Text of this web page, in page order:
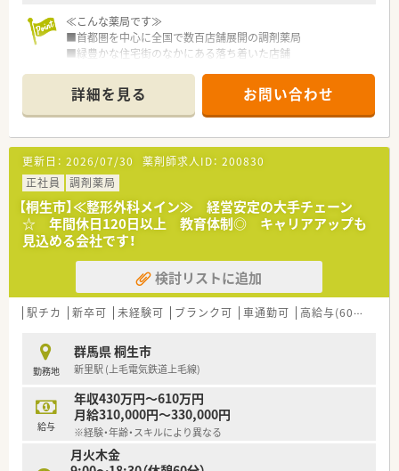
≪こんな薬局です≫
■首都圏を中心に全国で数百店舗展開の調剤薬局
■緑豊かな住宅街のなかにある落ち着いた店舗
■在宅にも取り組んでおり、未経験からでもしっかり学べる環境
■健康イベント等も実施し地域に根差した活動を行っています
■電子薬歴・音声薬歴ほか、監査システムなども完備
■教育制度充実！
中途入社の方はOJTでしっかり研修があります
■入社3年目までフォローアップ研修もあります
■産休育休取得率ほぼ100%！
時短正社員として復帰される方がほとんどです
■年間休日120日
介護休暇、リフレッシュ休暇、 子の看護の休暇などの休暇制度
も充実しています
■勤務薬剤師としてスタート後、薬局長やエリアマネージャーへ
のキャリアパスも可能！
■ベテランだけでなく若手社員も活躍中！
詳細を見る お問い合わせ
更新日： 2026/07/30 薬剤師求人ID： 200830
正社員
調剤薬局
【桐生市】≪整形外科メイン≫ 経営安定の大手チェーン
☆ 年間休日120日以上 教育体制◎ キャリアアップも
見込める会社です！
検討リストに追加
駅チカ 新卒可 未経験可 ブランク可 車通勤可 高給与(600万円以上)
勤務地
群馬県 桐生市
新里駅 (上毛電気鉄道上毛線)
給与
年収430万円～610万円
月給310,000円～330,000円
※経験・年齢・スキルにより異なる
月火木金